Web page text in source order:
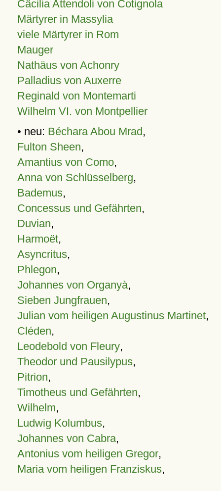
Cäcilia Attendoli von Cotignola
Märtyrer in Massylia
viele Märtyrer in Rom
Mauger
Nathäus von Achonry
Palladius von Auxerre
Reginald von Montemarti
Wilhelm VI. von Montpellier
• neu: Béchara Abou Mrad,
Fulton Sheen,
Amantius von Como,
Anna von Schlüsselberg,
Bademus,
Concessus und Gefährten,
Duvian,
Harmoët,
Asyncritus,
Phlegon,
Johannes von Organyà,
Sieben Jungfrauen,
Julian vom heiligen Augustinus Martinet,
Cléden,
Leodebold von Fleury,
Theodor und Pausilypus,
Pitrion,
Timotheus und Gefährten,
Wilhelm,
Ludwig Kolumbus,
Johannes von Cabra,
Antonius vom heiligen Gregor,
Maria vom heiligen Franziskus,